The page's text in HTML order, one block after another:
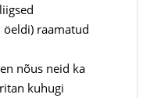
raamatud
nõus neid ka
kuhugi